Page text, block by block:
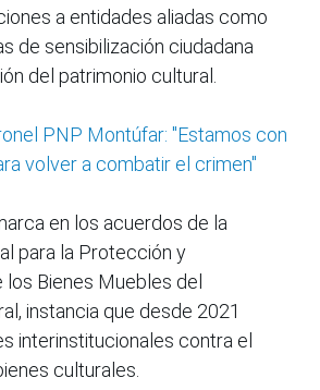
a entidades aliadas como
de sensibilización ciudadana
del patrimonio cultural.
PNP Montúfar: "Estamos con
volver a combatir el crimen"
en los acuerdos de la
para la Protección y
Bienes Muebles del
instancia que desde 2021
interinstitucionales contra el
culturales.